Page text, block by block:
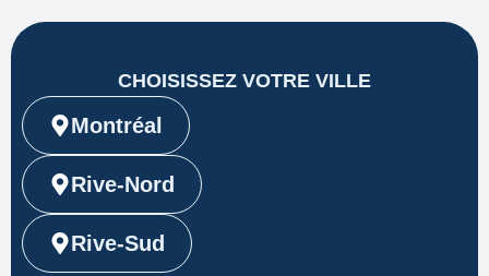
CHOISISSEZ VOTRE VILLE
Montréal
Rive-Nord
Rive-Sud